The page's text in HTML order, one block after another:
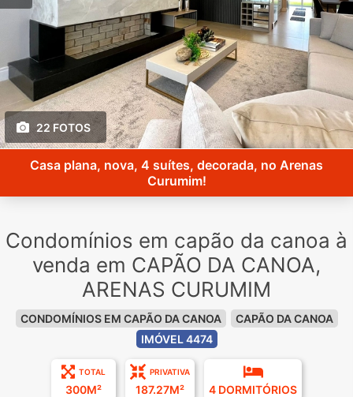
22 FOTOS
Casa plana, nova, 4 suítes, decorada, no Arenas
Curumim!
Condomínios em capão da canoa à
venda em CAPÃO DA CANOA,
ARENAS CURUMIM
CONDOMÍNIOS EM CAPÃO DA CANOA
CAPÃO DA CANOA
IMÓVEL 4474
TOTAL
300M²
PRIVATIVA
187.27M² 4 DORMITÓRIOS